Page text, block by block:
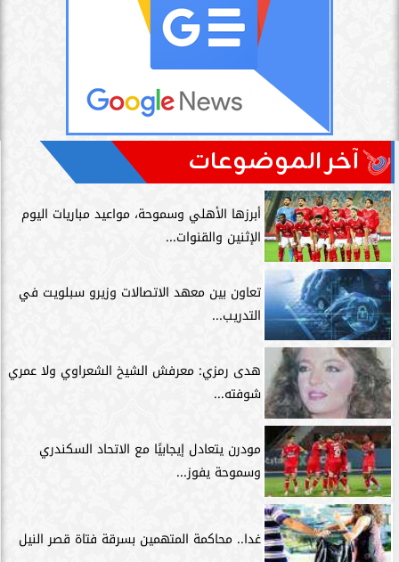
آخر الموضوعات
أبرزها الأهلي وسموحة، مواعيد مباريات اليوم
الإثنين والقنوات...
تعاون بين معهد الاتصالات وزيرو سبلويت في
التدريب...
هدى رمزي: معرفش الشيخ الشعراوي ولا عمري
شوفته...
مودرن يتعادل إيجابيًا مع الاتحاد السكندري
وسموحة يفوز...
غدا.. محاكمة المتهمين بسرقة فتاة قصر النيل